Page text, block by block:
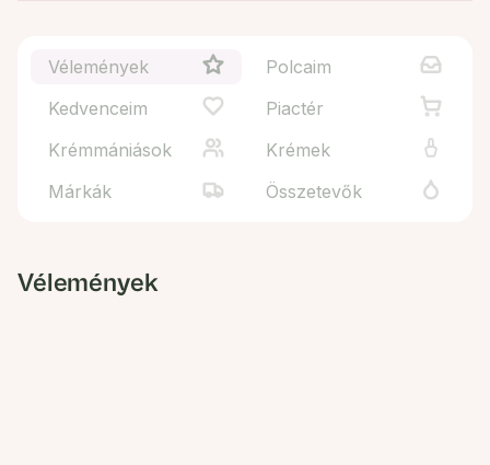
Vélemények
Polcaim
Kedvenceim
Piactér
Krémmániások
Krémek
Márkák
Összetevők
Vélemények